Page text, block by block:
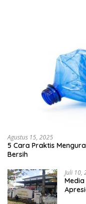
Agustus 15, 2025
5 Cara Praktis
Bersih
Juli 10,